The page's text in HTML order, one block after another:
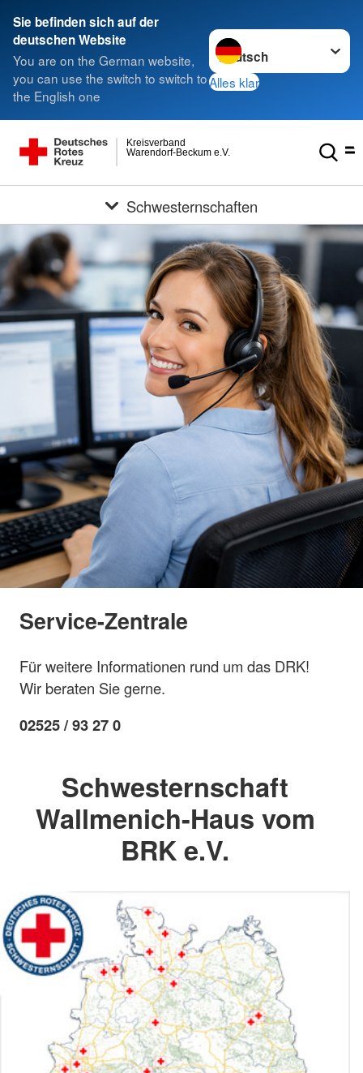
Sie befinden sich auf der
deutschen Website
You are on the German website,
you can use the switch to switch to
the English one
Sprache wechseln zu
Alles klar
Warendorf-Beckum e.V.
Kreisverband
Schwesternschaften
Service-Zentrale
Für weitere Informationen rund um das DRK!
Wir beraten Sie gerne.
02525 / 93 27 0
Schwesternschaft
Wallmenich-Haus vom
BRK e.V.